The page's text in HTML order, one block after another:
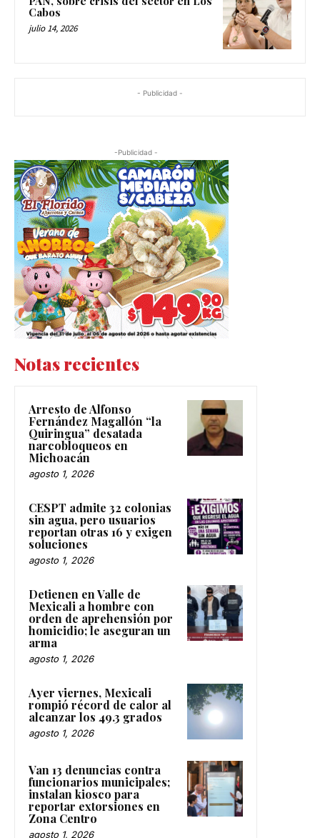
Cabos
julio 14, 2026
- Publicidad -
-Publicidad -
Notas recientes
Arresto de Alfonso
Fernández Magallón “la
Quiringua” desatada
narcobloqueos en
Michoacán
agosto 1, 2026
CESPT admite 32 colonias
sin agua, pero usuarios
reportan otras 16 y exigen
soluciones
agosto 1, 2026
Detienen en Valle de
Mexicali a hombre con
orden de aprehensión por
homicidio; le aseguran un
arma
agosto 1, 2026
Ayer viernes, Mexicali
rompió récord de calor al
alcanzar los 49.3 grados
agosto 1, 2026
Van 13 denuncias contra
funcionarios municipales;
instalan kiosco para
reportar extorsiones en
Zona Centro
agosto 1, 2026